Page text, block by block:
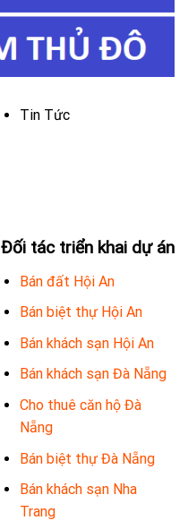
Tin Tức
Đối tác triển khai dự án
Bán đất Hội An
Bán biệt thự Hội An
Bán khách sạn Hội An
Bán khách sạn Đà Nẵng
Cho thuê căn hộ Đà
Nẵng
Bán biệt thự Đà Nẵng
Bán khách sạn Nha
Trang